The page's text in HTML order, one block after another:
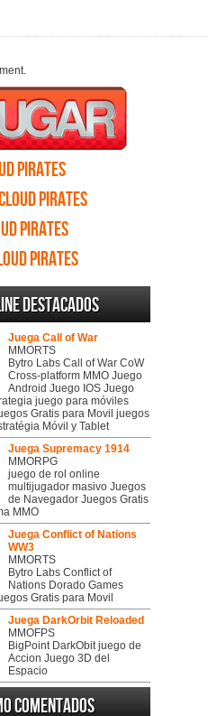
Pirates
Pirates
Pirates
Pirates
destacados
Juega Call of War
MMORTS
Bytro Labs Call of War CoW
Cross-platform MMO Juego
Android Juego IOS Juego
juego para móviles
Gratis para Movil juegos
Móvil y Tablet
Juega Supremacy 1914
MMORPG
juego de rol online
multijugador masivo Juegos
de Navegador Juegos Gratis
MMO
Juega Conflict of Nations
WW3
MMORTS
Bytro Labs Conflict of
Nations Dorado Games
Gratis para Movil
Juega DarkOrbit Reloaded
MMOFPS
BigPoint DarkObit juego de
Accion Juego 3D del
Espacio
Comentados